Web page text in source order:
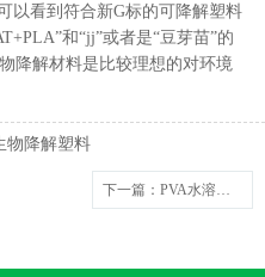
以看到符合新G标的可降解塑料
和“jj”或者是“豆芽苗”的
降解材料是比较理想的对环境
物降解塑料
下一篇 ：PVA水溶膜说明书